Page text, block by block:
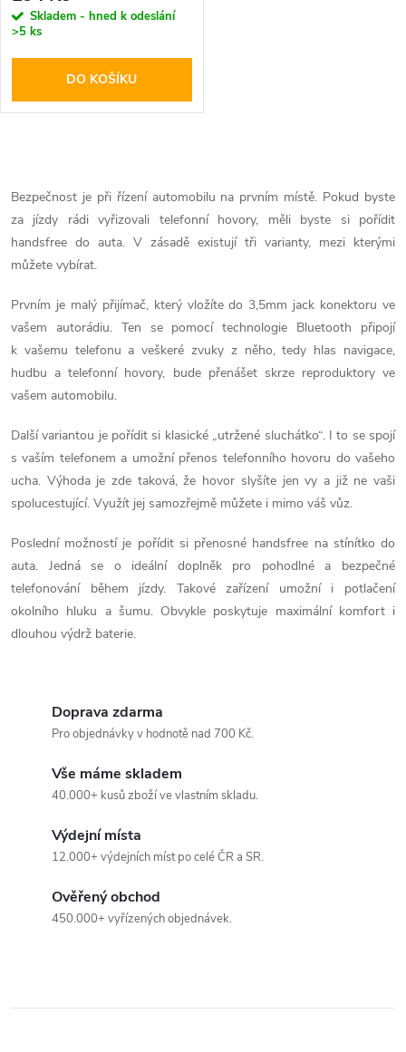
o
d
k
t
ů
r
o
d
k
t
ů
Skladem - hned k odeslání
>5 ks
DO KOŠÍKU
v
l
á
d
a
c
í
p
r
v
k
y
v
Bezpečnost je při řízení automobilu na prvním místě. Pokud byste
za jízdy rádi vyřizovali telefonní hovory, měli byste si pořídit
handsfree do auta. V zásadě existují tři varianty, mezi kterými
můžete vybírat.
Prvním je malý přijímač, který vložíte do 3,5mm jack konektoru ve
vašem autorádiu. Ten se pomocí technologie Bluetooth připojí
k vašemu telefonu a veškeré zvuky z něho, tedy hlas navigace,
hudbu a telefonní hovory, bude přenášet skrze reproduktory ve
vašem automobilu.
Další variantou je pořídit si klasické „utržené sluchátko“. I to se spojí
s vaším telefonem a umožní přenos telefonního hovoru do vašeho
ucha. Výhoda je zde taková, že hovor slyšíte jen vy a již ne vaši
spolucestující. Využít jej samozřejmě můžete i mimo váš vůz.
Poslední možností je pořídit si přenosné handsfree na stínítko do
auta. Jedná se o ideální doplněk pro pohodlné a bezpečné
telefonování během jízdy. Takové zařízení umožní i potlačení
okolního hluku a šumu. Obvykle poskytuje maximální komfort i
dlouhou výdrž baterie.
Doprava zdarma
Pro objednávky v hodnotě nad 700 Kč.
Vše máme skladem
40.000+ kusů zboží ve vlastním skladu.
Výdejní místa
12.000+ výdejních míst po celé ČR a SR.
Ověřený obchod
450.000+ vyřízených objednávek.